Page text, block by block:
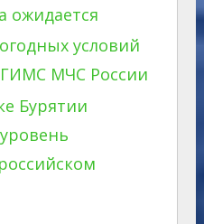
ожидается
условий
МЧС России
Бурятии